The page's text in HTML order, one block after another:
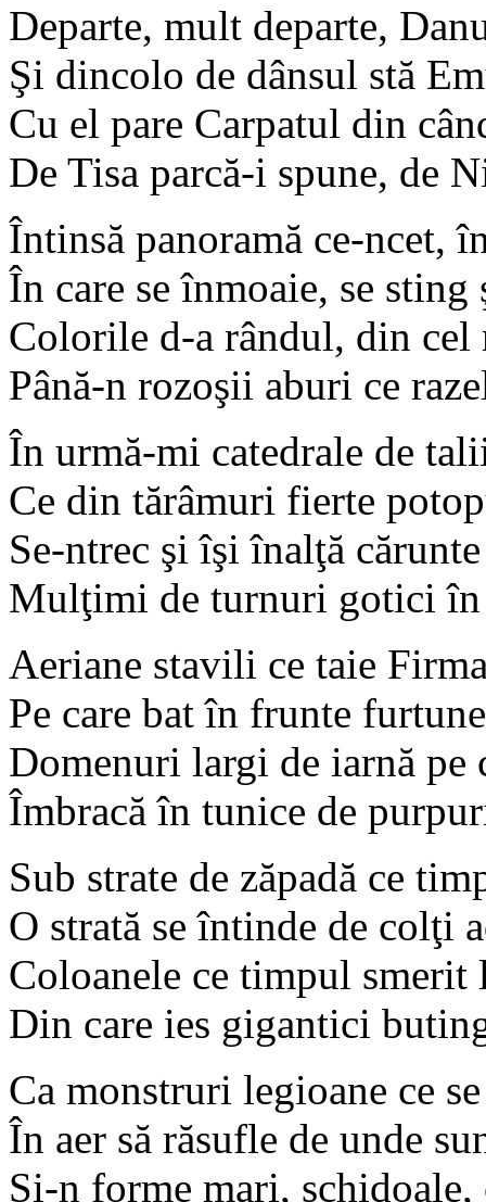
Departe, mult departe,
Şi dincolo de dânsul stă
Cu el pare Carpatul din
De Tisa parcă-i spune, de
Întinsă panoramă ce-ncet,
În care se înmoaie, se sting
Colorile d-a rândul, din cel
Până-n rozoşii aburi ce
În urmă-mi catedrale de
Ce din tărâmuri fierte
Se-ntrec şi îşi înalţă
Mulţimi de turnuri gotici în
Aeriane stavili ce taie
Pe care bat în frunte
Domenuri largi de iarnă pe
Îmbracă în tunice de
Sub strate de zăpadă ce
O strată se întinde de colţi
Coloanele ce timpul smerit
Din care ies gigantici
Ca monstruri legioane ce
În aer să răsufle de unde
Şi-n forme mari,